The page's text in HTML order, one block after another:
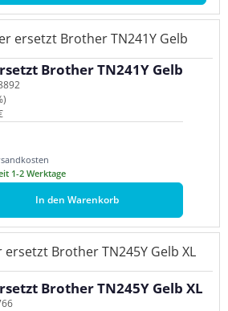
Brother TN241Y Gelb
1-2 Werktage
In den Warenkorb
Brother TN245Y Gelb XL